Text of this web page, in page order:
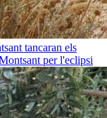
tancaran els
per l'eclipsi